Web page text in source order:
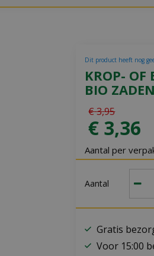
KROP- OF
BIO ZADEN
Dit product heeft nog
€3,95
€ 3,36
Aantal per
Aantal
Gratis
Voor 15:00